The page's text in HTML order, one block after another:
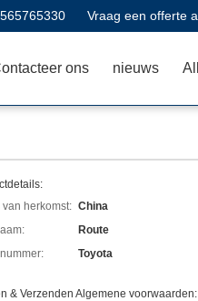
Vraag een offerte
ons nieuws
van herkomst: China
Route
Toyota
& Verzenden Algemene voorwaarden: